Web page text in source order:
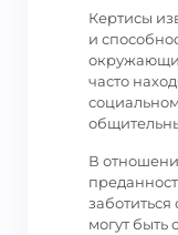
Кертисы
и
часто
В
могут быть